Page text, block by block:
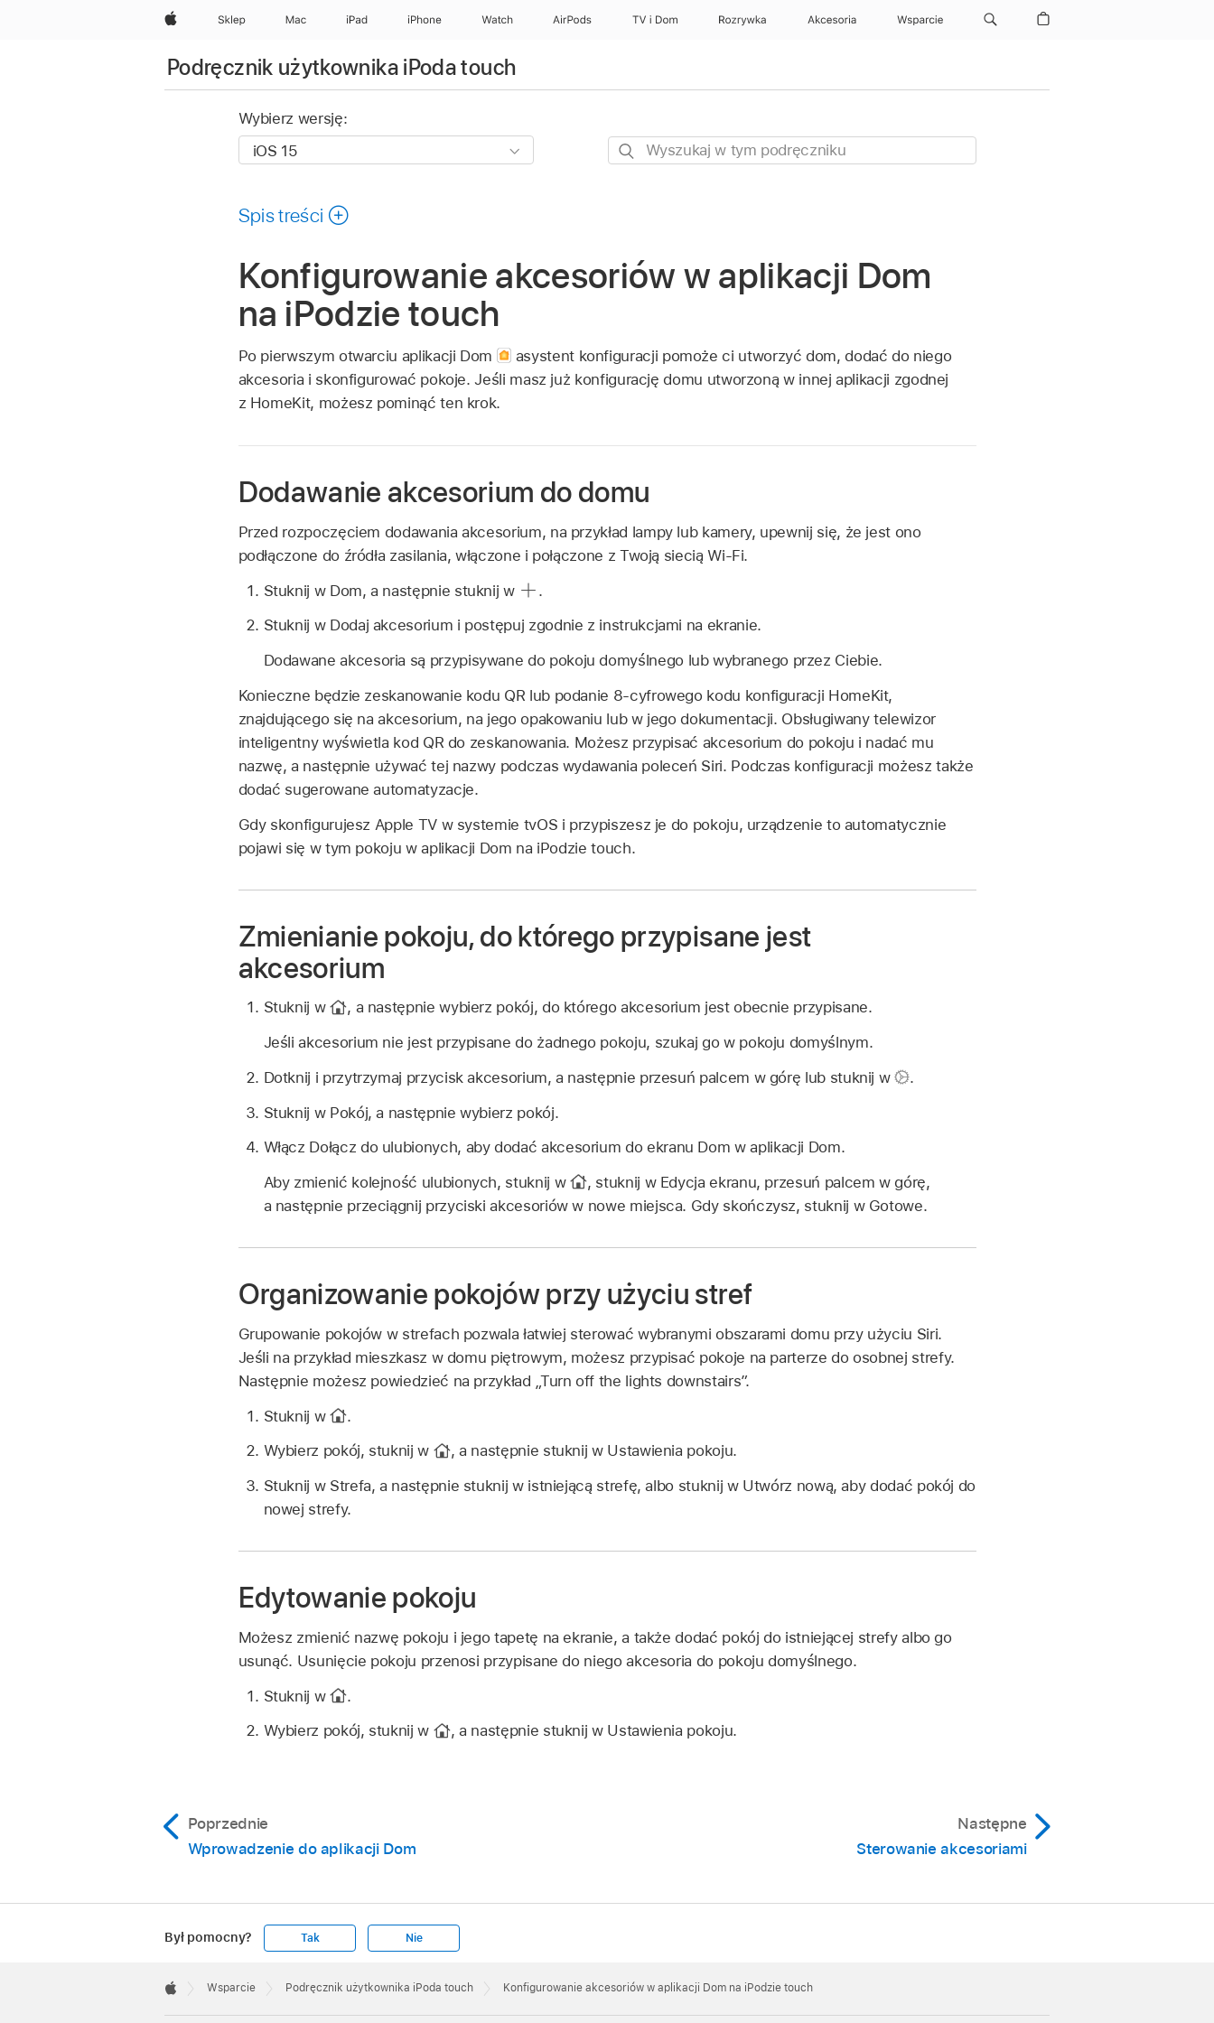
Apple Sklep Mac iPad iPhone Watch AirPods TV i Dom Rozrywka Akcesoria Wsparcie
Podręcznik użytkownika iPoda touch
Wybierz wersję:
Wyszukaj
Spis treści
Konfigurowanie akcesoriów w aplikacji Dom
na iPodzie touch
Po pierwszym otwarciu aplikacji Dom
asystent konfiguracji pomoże ci utworzyć dom, dodać do niego
akcesoria i skonfigurować pokoje. Jeśli masz już konfigurację domu utworzoną w innej aplikacji zgodnej
z HomeKit, możesz pominąć ten krok.
Dodawanie akcesorium do domu
Przed rozpoczęciem dodawania akcesorium, na przykład lampy lub kamery, upewnij się, że jest ono
podłączone do źródła zasilania, włączone i połączone z Twoją siecią Wi‑Fi.
Stuknij w Dom, a następnie stuknij w
.
Stuknij w Dodaj akcesorium i postępuj zgodnie z instrukcjami na ekranie.
Dodawane akcesoria są przypisywane do pokoju domyślnego lub wybranego przez Ciebie.
Konieczne będzie zeskanowanie kodu QR lub podanie 8‑cyfrowego kodu konfiguracji HomeKit,
znajdującego się na akcesorium, na jego opakowaniu lub w jego dokumentacji. Obsługiwany telewizor
inteligentny wyświetla kod QR do zeskanowania. Możesz przypisać akcesorium do pokoju i nadać mu
nazwę, a następnie używać tej nazwy podczas wydawania poleceń Siri. Podczas konfiguracji możesz także
dodać sugerowane automatyzacje.
Gdy skonfigurujesz Apple TV w systemie tvOS i przypiszesz je do pokoju, urządzenie to automatycznie
pojawi się w tym pokoju w aplikacji Dom na iPodzie touch.
Zmienianie pokoju, do którego przypisane jest
akcesorium
Stuknij w , a następnie wybierz pokój, do którego akcesorium jest obecnie przypisane.
Jeśli akcesorium nie jest przypisane do żadnego pokoju, szukaj go w pokoju domyślnym.
Dotknij i przytrzymaj przycisk akcesorium, a następnie przesuń palcem w górę lub stuknij w
.
Stuknij w Pokój, a następnie wybierz pokój.
Włącz Dołącz do ulubionych, aby dodać akcesorium do ekranu Dom w aplikacji Dom.
Aby zmienić kolejność ulubionych, stuknij w
, stuknij w Edycja ekranu, przesuń palcem w górę,
a następnie przeciągnij przyciski akcesoriów w nowe miejsca. Gdy skończysz, stuknij w Gotowe.
Organizowanie pokojów przy użyciu stref
Grupowanie pokojów w strefach pozwala łatwiej sterować wybranymi obszarami domu przy użyciu Siri.
Jeśli na przykład mieszkasz w domu piętrowym, możesz przypisać pokoje na parterze do osobnej strefy.
Następnie możesz powiedzieć na przykład „Turn off the lights downstairs”.
Stuknij w
.
Wybierz pokój, stuknij w
,a następnie stuknij w Ustawienia pokoju.
Stuknij w Strefa, a następnie stuknij w istniejącą strefę, albo stuknij w Utwórz nową, aby dodać pokój do
nowej strefy.
Edytowanie pokoju
Możesz zmienić nazwę pokoju i jego tapetę na ekranie, a także dodać pokój do istniejącej strefy albo go
usunąć. Usunięcie pokoju przenosi przypisane do niego akcesoria do pokoju domyślnego.
Stuknij w
.
Wybierz pokój, stuknij w
,a następnie stuknij w Ustawienia pokoju.
Poprzednie
Wprowadzenie do aplikacji Dom
Następne
Sterowanie akcesoriami
Był pomocny? Tak Nie
Footer

Wsparcie Podręcznik użytkownika iPoda touch Konfigurowanie akcesoriów w aplikacji Dom na iPodzie touch